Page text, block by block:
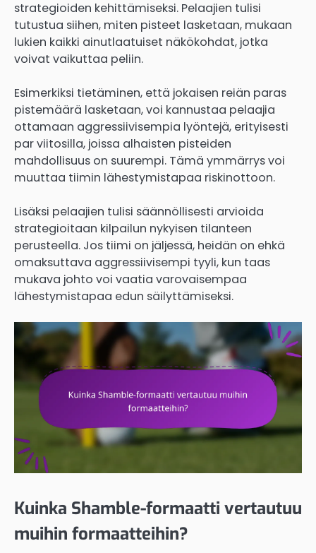
strategioiden kehittämiseksi. Pelaajien tulisi
tutustua siihen, miten pisteet lasketaan, mukaan
lukien kaikki ainutlaatuiset näkökohdat, jotka
voivat vaikuttaa peliin.
Esimerkiksi tietäminen, että jokaisen reiän paras
pistemäärä lasketaan, voi kannustaa pelaajia
ottamaan aggressiivisempia lyöntejä, erityisesti
par viitosilla, joissa alhaisten pisteiden
mahdollisuus on suurempi. Tämä ymmärrys voi
muuttaa tiimin lähestymistapaa riskinottoon.
Lisäksi pelaajien tulisi säännöllisesti arvioida
strategioitaan kilpailun nykyisen tilanteen
perusteella. Jos tiimi on jäljessä, heidän on ehkä
omaksuttava aggressiivisempi tyyli, kun taas
mukava johto voi vaatia varovaisempaa
lähestymistapaa edun säilyttämiseksi.
Kuinka Shamble-formaatti vertautuu
muihin formaatteihin?